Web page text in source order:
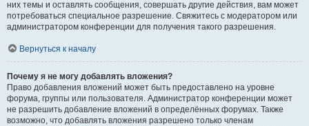
них темы и оставлять сообщения, совершать другие действия, вам может
потребоваться специальное разрешение. Свяжитесь с модератором или
администратором конференции для получения такого разрешения.
Вернуться к началу
Почему я не могу добавлять вложения?
Право добавления вложений может быть предоставлено на уровне
форума, группы или пользователя. Администратор конференции может
не разрешить добавление вложений в определённых форумах. Также
возможно, что добавлять вложения разрешено только членам